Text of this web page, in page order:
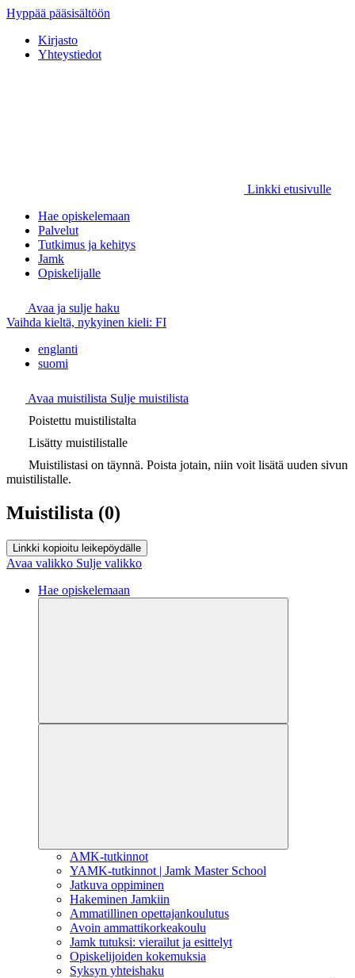
Hyppää pääsisältöön
Kirjasto
Yhteystiedot
Linkki etusivulle
Hae opiskelemaan
Palvelut
Tutkimus ja kehitys
Jamk
Opiskelijalle
Avaa ja sulje haku
Vaihda kieltä, nykyinen kieli: FI
englanti
suomi
Avaa muistilista Sulje muistilista
Poistettu muistilistalta
Lisätty muistilistalle
Muistilistasi on täynnä. Poista jotain, niin voit lisätä uuden sivun
muistilistalle.
Muistilista (0)
Linkki kopioitu leikepöydälle
Avaa valikko Sulje valikko
Hae opiskelemaan
AMK-tutkinnot
YAMK-tutkinnot | Jamk Master School
Jatkuva oppiminen
Hakeminen Jamkiin
Ammatillinen opettajankoulutus
Avoin ammattikorkeakoulu
Jamk tutuksi: vierailut ja esittelyt
Opiskelijoiden kokemuksia
Syksyn yhteishaku